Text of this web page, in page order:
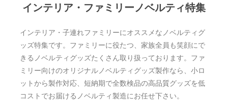
インテリア・ファミリーノベルティ特集
インテリア・子連れファミリーにオススメなノベルティグ
ッズ特集です。ファミリーに役たつ、家族全員も笑顔にで
きるノベルティグッズたくさん取り扱っております。ファ
ミリー向けのオリジナルノベルティグッズ製作なら、小ロ
ットから製作対応、短納期で全数検品の高品質グッズを低
コストでお届けるノベルティ製造にお任せ下さい。